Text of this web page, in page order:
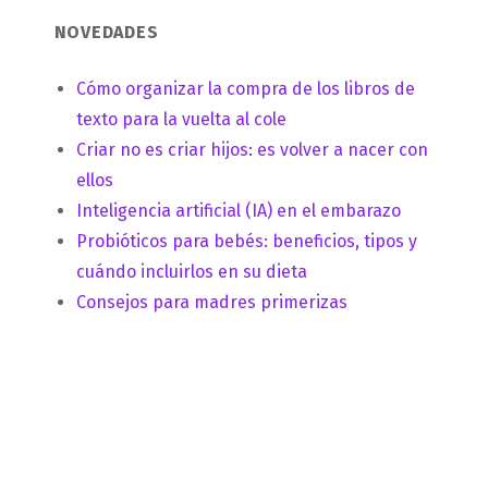
NOVEDADES
Cómo organizar la compra de los libros de
texto para la vuelta al cole
Criar no es criar hijos: es volver a nacer con
ellos
Inteligencia artificial (IA) en el embarazo
Probióticos para bebés: beneficios, tipos y
cuándo incluirlos en su dieta
Consejos para madres primerizas